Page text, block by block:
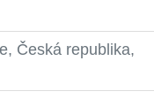
Česká republika,